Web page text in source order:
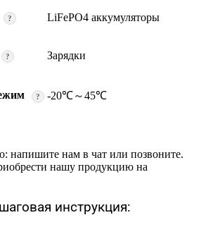
? LiFePO4 аккумуляторы
? Зарядки
? -20℃～45℃
напишите нам в чат или позвоните.
нашу продукцию на
инструкция: